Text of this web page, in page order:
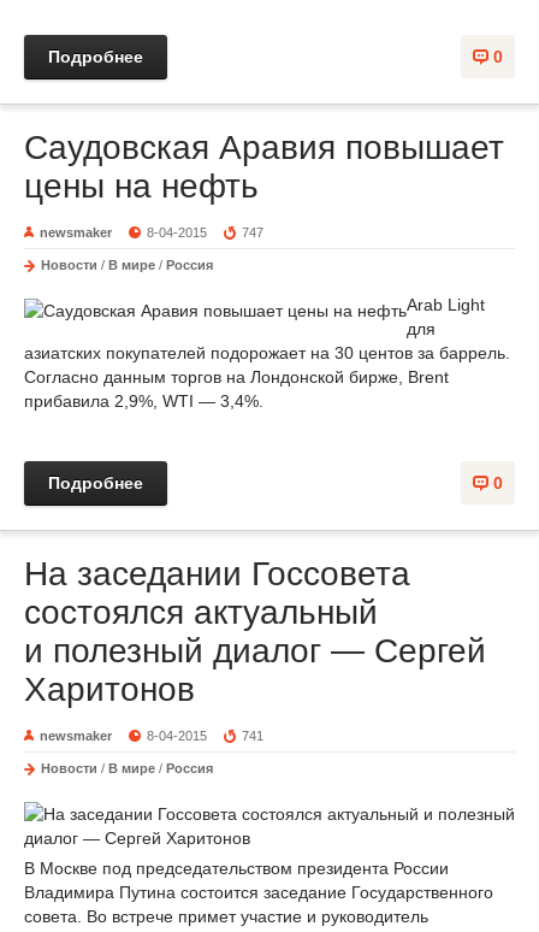
0
Подробнее
Саудовская Аравия повышает
цены на нефть
newsmaker 8-04-2015 747
Новости / В мире / Россия
Arab Light
для
азиатских покупателей подорожает на 30 центов за баррель.
Согласно данным торгов на Лондонской бирже, Brent
прибавила 2,9%, WTI — 3,4%.
0
Подробнее
На заседании Госсовета
состоялся актуальный
и полезный диалог — Сергей
Харитонов
newsmaker 8-04-2015 741
Новости / В мире / Россия
В Москве под председательством президента России
Владимира Путина состоится заседание Государственного
совета. Во встрече примет участие и руководитель